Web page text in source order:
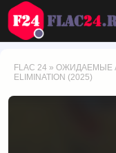
FLAC 24 » ОЖИДАЕМЫЕ
ELIMINATION (2025)